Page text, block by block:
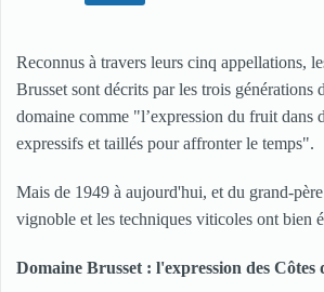
Reconnus à travers leurs cinq appellations,
Brusset sont décrits par les trois générations
domaine comme "l’expression du fruit dans
expressifs et taillés pour affronter le temps".
Mais de 1949 à aujourd'hui, et du grand-
vignoble et les techniques viticoles ont bien
Domaine Brusset : l'expression des Côtes